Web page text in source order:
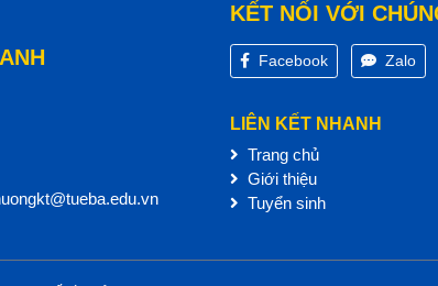
KẾT NỐI VỚI
Facebook Zalo
LIÊN KẾT NHANH
Trang chủ
Giới thiệu
Tuyển sinh